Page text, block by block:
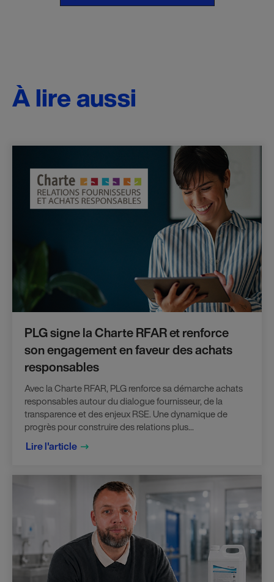
À lire aussi
PLG signe la Charte RFAR et renforce
son engagement en faveur des achats
responsables
Avec la Charte RFAR, PLG renforce sa démarche achats
responsables autour du dialogue fournisseur, de la
transparence et des enjeux RSE. Une dynamique de
progrès pour construire des relations plus...
Lire l'article